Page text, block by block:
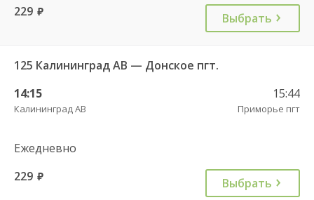
229 руб. Выбрать
125 Калининград АВ — Донское пгт.
14:15
Калининград АВ
15:44
Приморье пгт
Ежедневно
229 руб. Выбрать